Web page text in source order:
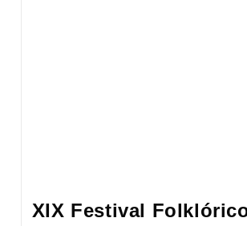
XIX Festival